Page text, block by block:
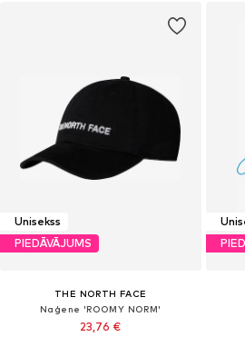
Unisekss
PIEDĀVĀJUMS
THE NORTH FACE
Naģene 'ROOMY NORM'
23,76 €